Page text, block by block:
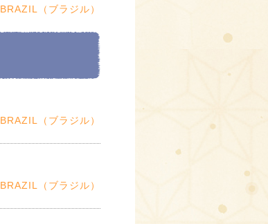
BRAZIL（ブラジル）
BRAZIL（ブラジル）
BRAZIL（ブラジル）